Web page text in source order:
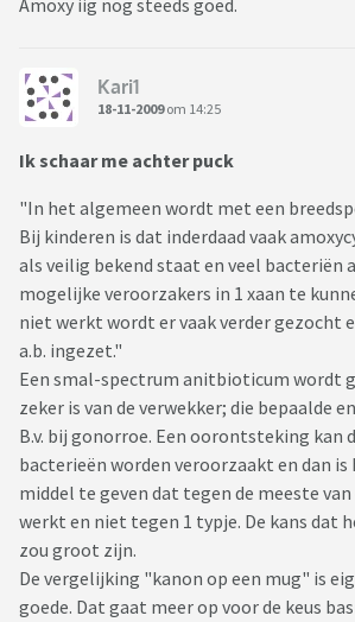
Amoxy iig nog steeds goed.
Kari1
18-11-2009om 14:25
Ik schaar me achter puck
"In het algemeen wordt met een
Bij kinderen is dat inderdaad vaak
als veilig bekend staat en veel bacteriën
mogelijke veroorzakers in 1 xaan te
niet werkt wordt er vaak verder gezocht
a.b. ingezet."
Een smal-spectrum anitbioticum wordt
zeker is van de verwekker; die bepaalde
B.v. bij gonorroe. Een oorontsteking kan
bacterieën worden veroorzaakt en dan
middel te geven dat tegen de meeste van
werkt en niet tegen 1 typje. De kans dat
zou groot zijn.
De vergelijking "kanon op een mug" is
goede. Dat gaat meer op voor de keus